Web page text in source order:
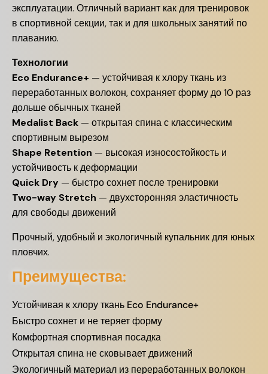
эксплуатации. Отличный вариант как для тренировок
в спортивной секции, так и для школьных занятий по
плаванию.
Технологии
Eco Endurance+ — устойчивая к хлору ткань из
переработанных волокон, сохраняет форму до 10 раз
дольше обычных тканей
Medalist Back — открытая спина с классическим
спортивным вырезом
Shape Retention — высокая износостойкость и
устойчивость к деформации
Quick Dry — быстро сохнет после тренировки
Two-way Stretch — двухсторонняя эластичность
для свободы движений
Прочный, удобный и экологичный купальник для юных
пловчих.
Преимущества:
Устойчивая к хлору ткань Eco Endurance+
Быстро сохнет и не теряет форму
Комфортная спортивная посадка
Открытая спина не сковывает движений
Экологичный материал из переработанных волокон